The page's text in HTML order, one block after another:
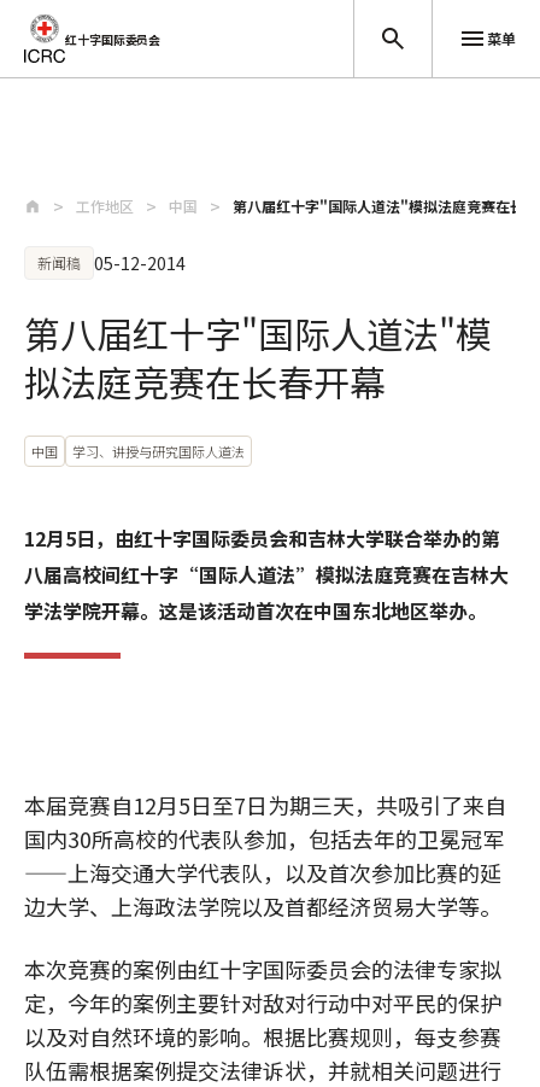
红十字国际委员会 菜单
工作地区 中国 第八届红十字"国际人道法"模拟法庭竞赛在长
新闻稿 05-12-2014
第八届红十字"国际人道法"模
拟法庭竞赛在长春开幕
中国 学习、讲授与研究国际人道法
12月5日，由红十字国际委员会和吉林大学联合举办的第
八届高校间红十字“国际人道法”模拟法庭竞赛在吉林大
学法学院开幕。这是该活动首次在中国东北地区举办。
本届竞赛自12月5日至7日为期三天，共吸引了来自
国内30所高校的代表队参加，包括去年的卫冕冠军
——上海交通大学代表队，以及首次参加比赛的延
边大学、上海政法学院以及首都经济贸易大学等。
本次竞赛的案例由红十字国际委员会的法律专家拟
定，今年的案例主要针对敌对行动中对平民的保护
以及对自然环境的影响。根据比赛规则，每支参赛
队伍需根据案例提交法律诉状，并就相关问题进行